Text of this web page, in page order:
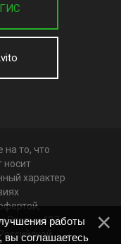
то, что
носит
характер
Статьи 437работы
вы соглашаетесь